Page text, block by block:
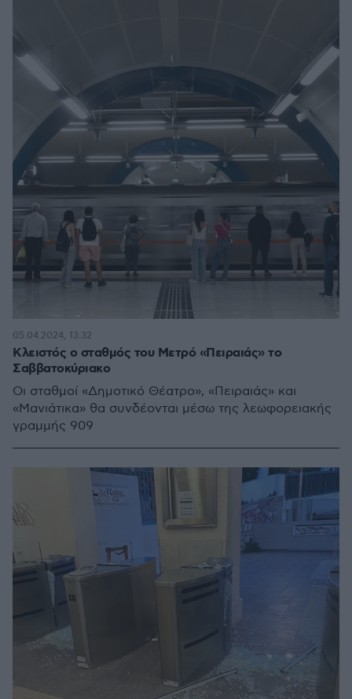
Κλειστός ο σταθμός του Μετρό «Πειραιάς» το
Σαββατοκύριακο
Οι σταθμοί «Δημοτικό Θέατρο», «Πειραιάς» και
«Μανιάτικα» θα συνδέονται μέσω της λεωφορειακής
γραμμής 909
05.04.2024, 13:32